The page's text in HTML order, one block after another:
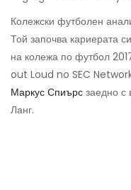
Колежски футболен
Той започва кариерата
на колежа по футбол
out Loud no SEC
Маркус Спиърс заедно с
Ланг.